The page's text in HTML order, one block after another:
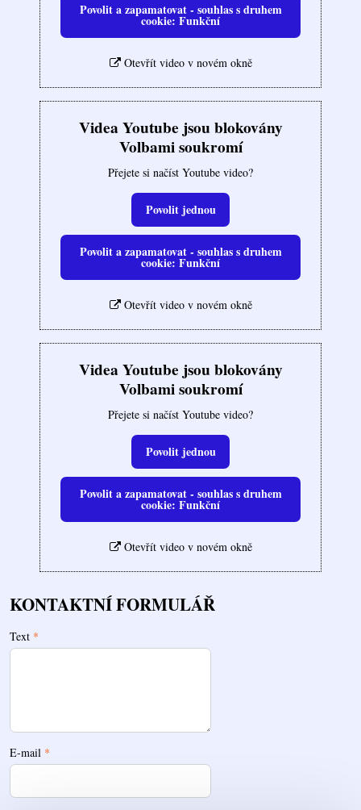
Povolit a zapamatovat - souhlas s druhem
cookie: Funkční
Otevřít video v novém okně
Videa Youtube jsou blokovány
Volbami soukromí
Přejete si načíst Youtube video?
Povolit jednou
Povolit a zapamatovat - souhlas s druhem
cookie: Funkční
Otevřít video v novém okně
Videa Youtube jsou blokovány
Volbami soukromí
Přejete si načíst Youtube video?
Povolit jednou
Povolit a zapamatovat - souhlas s druhem
cookie: Funkční
Otevřít video v novém okně
KONTAKTNÍ FORMULÁŘ
Text *
E-mail *